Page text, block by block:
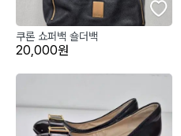
쿠론 쇼퍼백 숄더백
20,000원